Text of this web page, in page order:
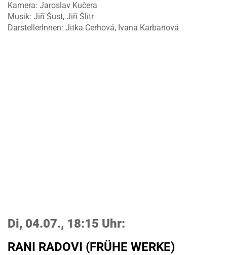
Kamera: Jaroslav Kučera
Musik: Jiří Šust, Jiří Šlitr
DarstellerInnen: Jitka Cerhová, Ivana Karbanová
Di, 04.07., 18:15 Uhr:
RANI RADOVI (FRÜHE WERKE)